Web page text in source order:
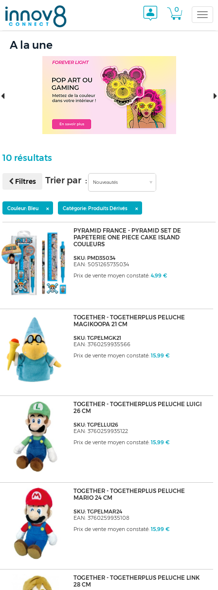
0
A la une
10 résultats
Filtres Trier par : Nouveautés
Couleur: Bleu × Catégorie: Produits Dérivés ×
PYRAMID FRANCE - PYRAMID SET DE
PAPETERIE ONE PIECE CAKE ISLAND
COULEURS
SKU: PMD35034
EAN: 5051265735034
Prix de vente moyen constaté: 4,99 €
TOGETHER - TOGETHERPLUS PELUCHE
MAGIKOOPA 21 CM
SKU: TGPELMGK21
EAN: 3760259935566
Prix de vente moyen constaté: 15,99 €
TOGETHER - TOGETHERPLUS PELUCHE LUIGI
26 CM
SKU: TGPELLUI26
EAN: 3760259935122
Prix de vente moyen constaté: 15,99 €
TOGETHER - TOGETHERPLUS PELUCHE
MARIO 24 CM
SKU: TGPELMAR24
EAN: 3760259935108
Prix de vente moyen constaté: 15,99 €
TOGETHER - TOGETHERPLUS PELUCHE LINK
28 CM